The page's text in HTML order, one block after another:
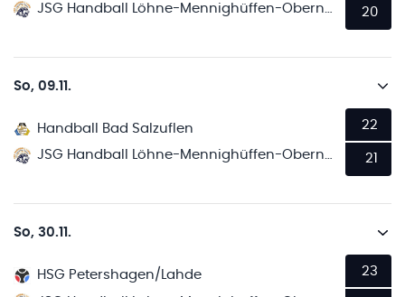
JSG Handball Löhne-Mennighüffen-Obernbeck
20
So, 09.11.
Handball Bad Salzuflen
JSG Handball Löhne-Mennighüffen-Obernbeck
22
21
So, 30.11.
HSG Petershagen/Lahde
23